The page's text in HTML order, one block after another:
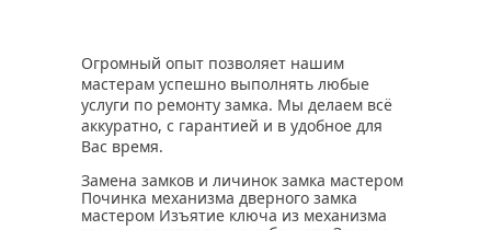
Огромный опыт позволяет нашим
мастерам успешно выполнять любые
услуги по ремонту замка. Мы делаем всё
аккуратно, с гарантией и в удобное для
Вас время.
Замена замков и личинок замка мастером
Починка механизма дверного замка
мастером Изъятие ключа из механизма